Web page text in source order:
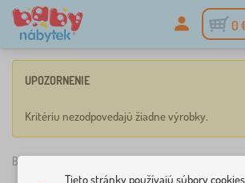
0
UPOZORNENIE
Kritériu nezodpovedajú žiadne výrobky.
Babynabytek.sk
Tieto stránky používajú súbory